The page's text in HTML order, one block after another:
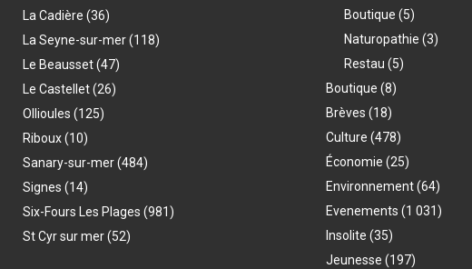
La Cadière (36)
La Seyne-sur-mer(118)
Le Beausset(47)
Le Castellet(26)
Ollioules (125)
Riboux(10)
Sanary-sur-mer(484)
Signes (14)
Six-Fours Les Plages (981)
St Cyr sur mer(52)
Boutique (5)
Naturopathie (3)
Restau (5)
Boutique (8)
Brèves (18)
Culture (478)
Économie (25)
Environnement(64)
Evenements (1 031)
Insolite (35)
Jeunesse (197)